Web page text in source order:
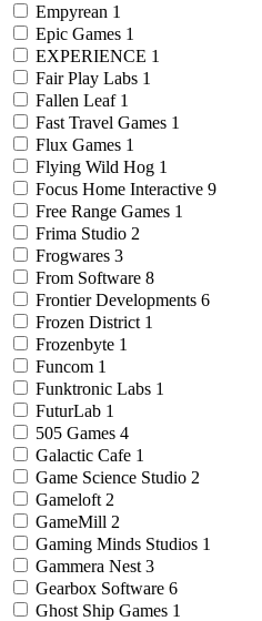
Empyrean 1
Epic Games 1
EXPERIENCE 1
Fair Play Labs 1
Fallen Leaf 1
Fast Travel Games 1
Flux Games 1
Flying Wild Hog 1
Focus Home Interactive 9
Free Range Games 1
Frima Studio 2
Frogwares 3
From Software 8
Frontier Developments 6
Frozen District 1
Frozenbyte 1
Funcom 1
Funktronic Labs 1
FuturLab 1
505 Games 4
Galactic Cafe 1
Game Science Studio 2
Gameloft 2
GameMill 2
Gaming Minds Studios 1
Gammera Nest 3
Gearbox Software 6
Ghost Ship Games 1